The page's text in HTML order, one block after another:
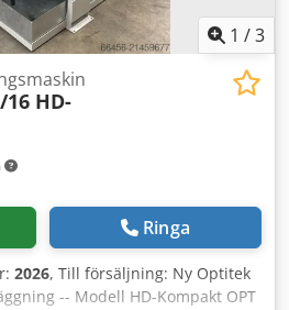
1 /3
16 HD-
Ringa
2026, Till försäljning: Ny Optitek
-- Modell HD-Kompakt OPT